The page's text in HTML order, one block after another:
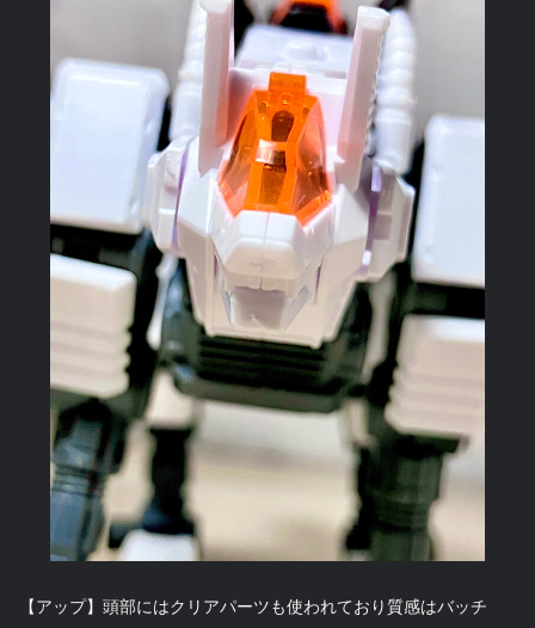
【アップ】頭部にはクリアパーツも使われており質感はバッチ